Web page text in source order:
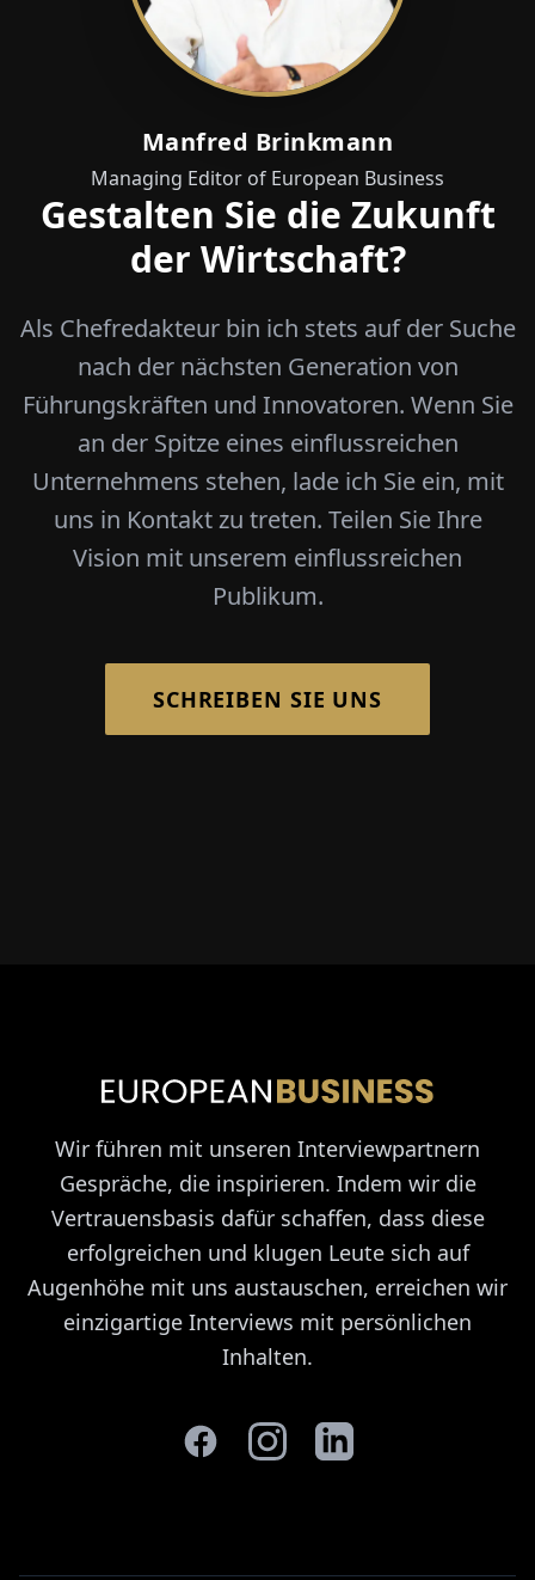
Manfred Brinkmann
Managing Editor of European Business
Gestalten Sie die Zukunft
der Wirtschaft?
Als Chefredakteur bin ich stets auf der Suche
nach der nächsten Generation von
Führungskräften und Innovatoren. Wenn Sie
an der Spitze eines einflussreichen
Unternehmens stehen, lade ich Sie ein, mit
uns in Kontakt zu treten. Teilen Sie Ihre
Vision mit unserem einflussreichen
Publikum.
SCHREIBEN SIE UNS
Wir führen mit unseren Interviewpartnern
Gespräche, die inspirieren. Indem wir die
Vertrauensbasis dafür schaffen, dass diese
erfolgreichen und klugen Leute sich auf
Augenhöhe mit uns austauschen, erreichen wir
einzigartige Interviews mit persönlichen
Inhalten.